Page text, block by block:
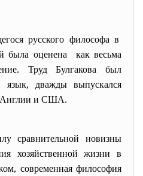
русского философа в
была оценена как весьма
Труд Булгакова был
язык, дважды выпускался
Англии и США.
сравнительной новизны
хозяйственной жизни в
современная философия